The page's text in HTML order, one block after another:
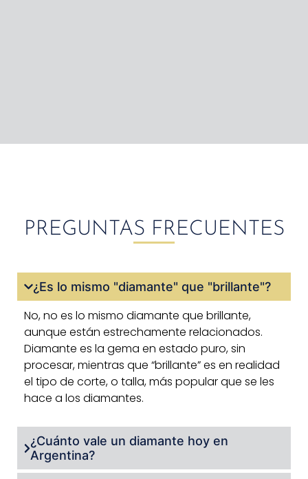
PREGUNTAS FRECUENTES
¿Es lo mismo "diamante" que "brillante"?
No, no es lo mismo diamante que brillante,
aunque están estrechamente relacionados.
Diamante es la gema en estado puro, sin
procesar, mientras que “brillante” es en realidad
el tipo de corte, o talla, más popular que se les
hace a los diamantes.
¿Cuánto vale un diamante hoy en
Argentina?